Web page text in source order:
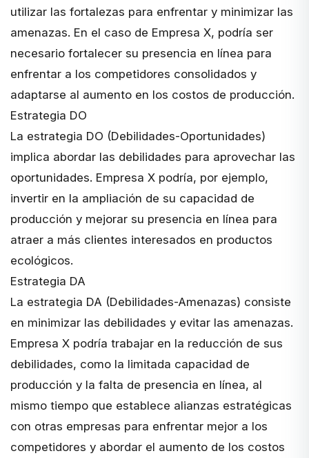
utilizar las fortalezas para enfrentar y minimizar las
amenazas. En el caso de Empresa X, podría ser
necesario fortalecer su presencia en línea para
enfrentar a los competidores consolidados y
adaptarse al aumento en los costos de producción.
Estrategia DO
La estrategia DO (Debilidades-Oportunidades)
implica abordar las debilidades para aprovechar las
oportunidades. Empresa X podría, por ejemplo,
invertir en la ampliación de su capacidad de
producción y mejorar su presencia en línea para
atraer a más clientes interesados en productos
ecológicos.
Estrategia DA
La estrategia DA (Debilidades-Amenazas) consiste
en minimizar las debilidades y evitar las amenazas.
Empresa X podría trabajar en la reducción de sus
debilidades, como la limitada capacidad de
producción y la falta de presencia en línea, al
mismo tiempo que establece alianzas estratégicas
con otras empresas para enfrentar mejor a los
competidores y abordar el aumento de los costos